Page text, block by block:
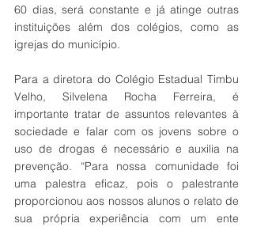
60 dias, será constante e já atinge outras
instituições além dos colégios, como as
igrejas do município.
Para a diretora do Colégio Estadual Timbu
Velho, Silvelena Rocha Ferreira, é
importante tratar de assuntos relevantes à
sociedade e falar com os jovens sobre o
uso de drogas é necessário e auxilia na
prevenção. “Para nossa comunidade foi
uma palestra eficaz, pois o palestrante
proporcionou aos nossos alunos o relato de
sua própria experiência com um ente